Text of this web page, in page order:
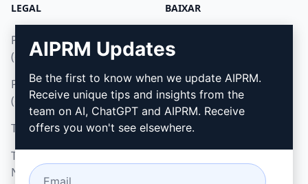
LEGAL
Política de Privacidade
(en)
Política de Uso Aceitável
(en)
Termos de Uso (en)
Termos da Extensão do
Navegador (en)
BAIXAR
Microsoft Edge
AIPRM Updates
Be the first to know when we update AIPRM.
Receive unique tips and insights from the
team on AI, ChatGPT and AIPRM. Receive
offers you won't see elsewhere.